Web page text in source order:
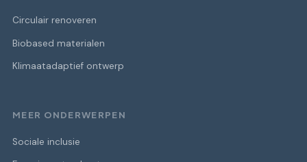
Circulair renoveren
Biobased materialen
Klimaatadaptief ontwerp
MEER ONDERWERPEN
Sociale inclusie